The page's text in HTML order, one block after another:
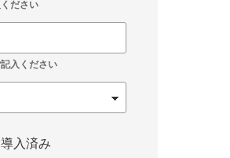
導入済み